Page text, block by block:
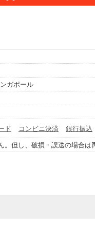
ガポール
ド コンビニ決済 銀行振込
。但し、破損・誤送の場合は